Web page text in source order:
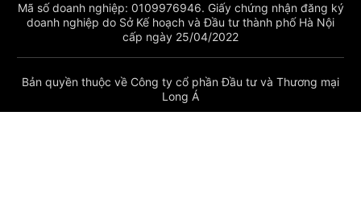
Mã số doanh nghiệp: 0109976946. Giấy chứng nhận đăng ký
doanh nghiệp do Sở Kế hoạch và Đầu tư thành phố Hà Nội
cấp ngày 25/04/2022
Bản quyền thuộc về Công ty cổ phần Đầu tư và Thương mại
Long Á